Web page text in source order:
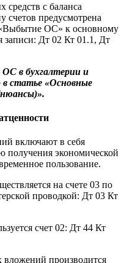
с баланса
счетов предусмотрена
«Выбытие ОС» к основному
записи: Дт 02 Кт 01.1, Дт
в бухгалтерии и
статье «Основные
включают в себя
получения экономической
пользование.
на счете 03 по
проводкой: Дт 03 Кт
счет 02: Дт 44 Кт
вложений производится